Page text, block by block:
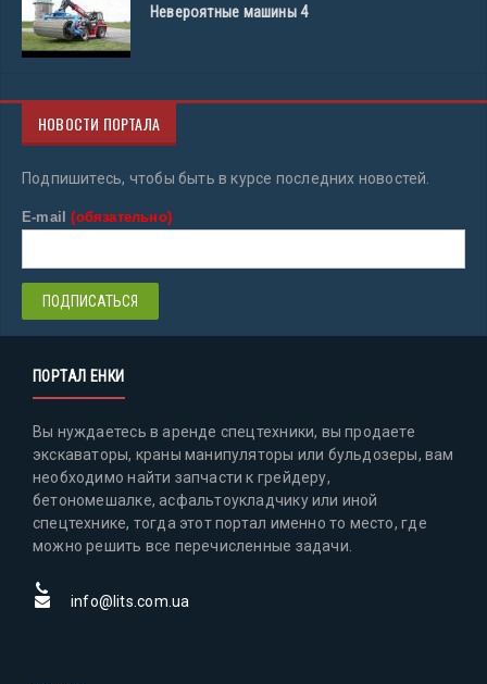
Невероятные машины 4
НОВОСТИ ПОРТАЛА
Подпишитесь, чтобы быть в курсе последних новостей.
E-mail(обязательно)
ПОРТАЛ ЕНКИ
Вы нуждаетесь в аренде спецтехники, вы продаете
экскаваторы, краны манипуляторы или бульдозеры, вам
необходимо найти запчасти к грейдеру,
бетономешалке, асфальтоукладчику или иной
спецтехнике, тогда этот портал именно то место, где
можно решить все перечисленные задачи.
info@lits.com.ua